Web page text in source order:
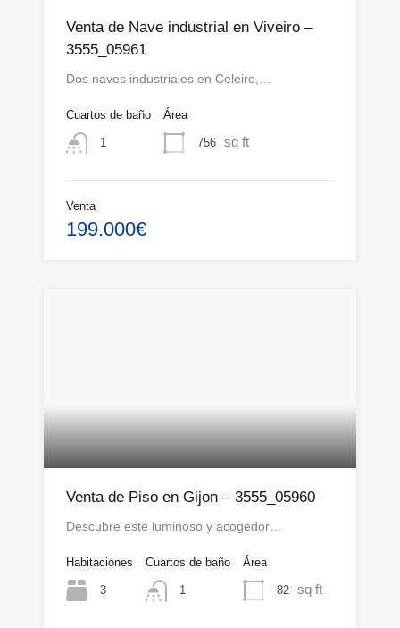
Venta de Nave industrial en Viveiro –
3555_05961
Dos naves industriales en Celeiro,…
Cuartos de baño
1
Área
756 sq ft
Venta
199.000€
Venta de Piso en Gijon – 3555_05960
Descubre este luminoso y acogedor…
Habitaciones
3
Cuartos de baño
1
Área
82 sq ft